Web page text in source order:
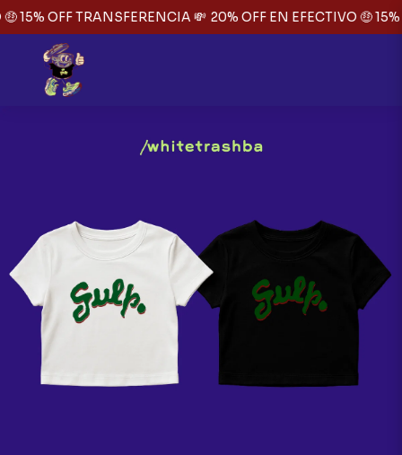
15% OFF TRANSFERENCIA 💸 20% OFF EN EFECTIVO 🤑 15%